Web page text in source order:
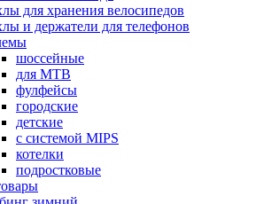
для хранения велосипедов
и держатели для телефонов
шоссейные
для MTB
фулфейсы
городские
детские
с системой MIPS
котелки
подростковые